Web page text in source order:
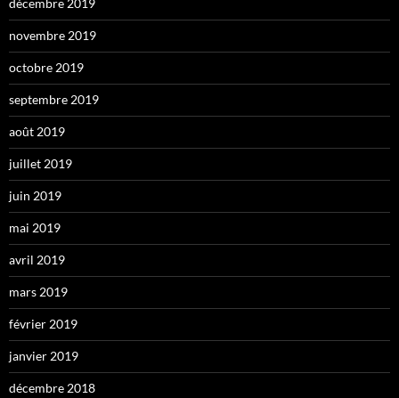
novembre 2019
octobre 2019
septembre 2019
août 2019
juillet 2019
juin 2019
mai 2019
avril 2019
mars 2019
février 2019
janvier 2019
décembre 2018